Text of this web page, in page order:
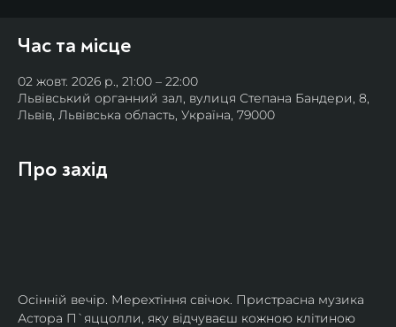
Час та місце
02 жовт. 2026 р., 21:00 – 22:00
Львівський органний зал, вулиця Степана Бандери, 8,
Львів, Львівська область, Україна, 79000
Про захід
Осінній вечір. Мерехтіння свічок. Пристрасна музика
Астора П`яццолли, яку відчуваєш кожною клітиною